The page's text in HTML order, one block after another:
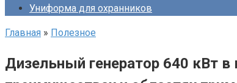
Униформа для охранников
Главная » Полезное
Дизельный генератор 640 кВт в